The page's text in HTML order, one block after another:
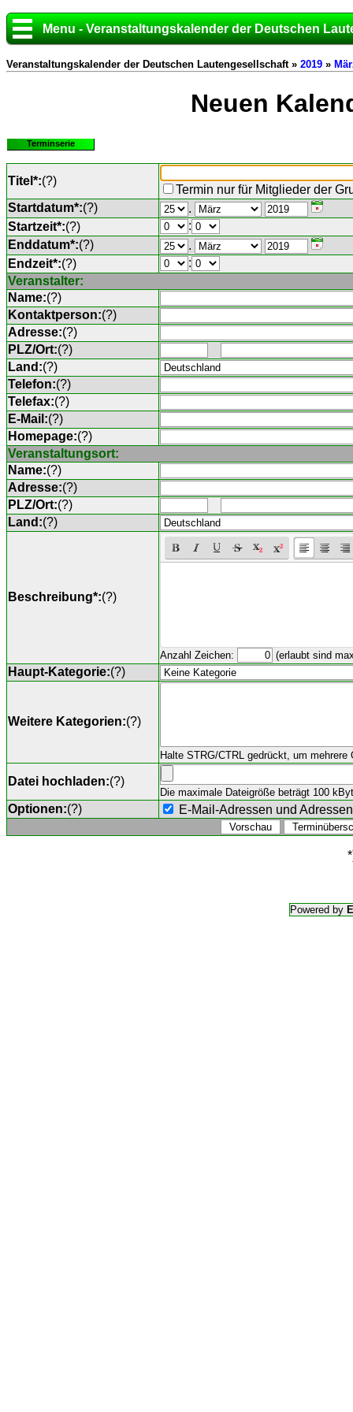
Menu - Veranstaltungskalender der Deutschen
Veranstaltungskalender der Deutschen Lautengesellschaft » 2019 »
Neuen
Terminserie
Titel*:(?)
Termin nur für Mitglieder der
Startdatum*:(?)
.
Startzeit*:(?)
:
Enddatum*:(?)
.
Endzeit*:(?)
:
Veranstalter:
Name:(?)
Kontaktperson:(?)
Adresse:(?)
PLZ/Ort:(?)
Land:(?)
Telefon:(?)
Telefax:(?)
E-Mail:(?)
Homepage:(?)
Veranstaltungsort:
Name:(?)
Adresse:(?)
PLZ/Ort:(?)
Land:(?)
Beschreibung*:(?)
Anzahl Zeichen: (erlaubt sind
Haupt-Kategorie:(?)
Weitere Kategorien:(?)
Halte STRG/CTRL gedrückt, um mehrere
Datei hochladen:(?)
Die maximale Dateigröße beträgt 100
Optionen:(?) E-Mail-Adressen und
Powered by